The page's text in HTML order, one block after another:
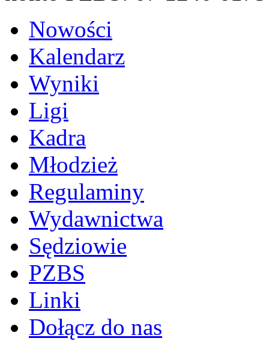
Nowości
Kalendarz
Wyniki
Ligi
Kadra
Młodzież
Regulaminy
Wydawnictwa
Sędziowie
PZBS
Linki
Dołącz do nas